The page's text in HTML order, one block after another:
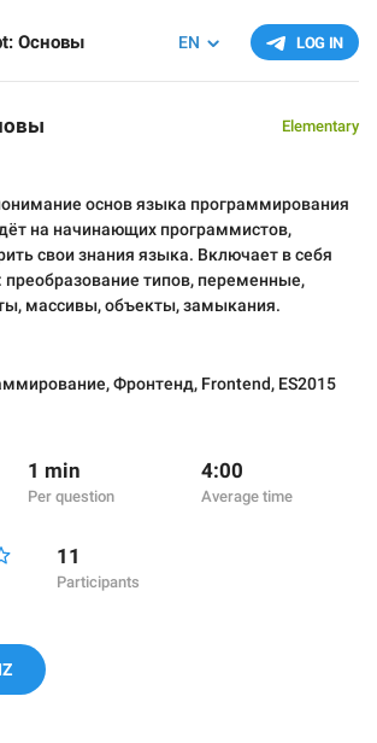
LOG IN
EN
Основы
Elementary
основ языка программирования
на начинающих программистов,
свои знания языка. Включает в себя
типов, переменные,
массивы, объекты, замыкания.
,Фронтенд, Frontend, ES2015
1 min
Per question
4:00
Average time
11
Participants